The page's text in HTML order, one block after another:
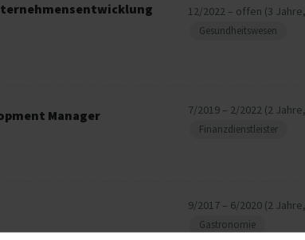
12/2022 – offen (3
Gesundheitswesen
Manager 7/2019 – 2/2022 (2
Finanzdienstleister
9/2017 – 6/2020 (2
Gastronomie